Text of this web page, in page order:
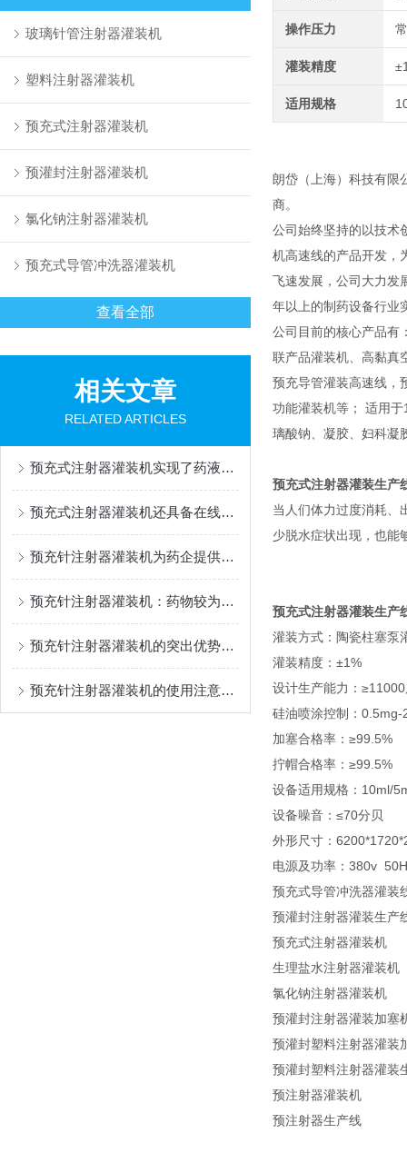
玻璃针管注射器灌装机
塑料注射器灌装机
预充式注射器灌装机
预灌封注射器灌装机
氯化钠注射器灌装机
预充式导管冲洗器灌装机
查看全部
相关文章
RELATED ARTICLES
预充式注射器灌装机实现了药液灌装过程的自动化与可控化
预充式注射器灌装机还具备在线检测功能
预充针注射器灌装机为药企提供了一种降低污染风险的解决方案
预充针注射器灌装机：药物较为准确灌装的幕后设备
预充针注射器灌装机的突出优势：灌装精度高
预充针注射器灌装机的使用注意事项
操作压力
灌装精度
适用规格
朗岱（上海）科技有限
商。
公司始终坚持的以技术
机高速线的产品开发，
飞速发展，公司大力发
年以上的制药设备行业
公司目前的核心产品有
联产品灌装机、高黏真
预充导管灌装高速线，
功能灌装机等； 适用
璃酸钠、凝胶、妇科凝
预充式注射器灌装生产
当人们体力过度消耗、
少脱水症状出现，也能
预充式注射器灌装生产
灌装方式：陶瓷柱塞泵
灌装精度：±1%
设计生产能力：
硅油喷涂控制：
加塞合格率：≥99.5%
拧帽合格率：≥99.5%
设备适用规格：10ml/
设备噪音：≤70分贝
外形尺寸：
电源及功率：380v
预充式导管冲洗器灌装
预灌封注射器灌装生产
预充式注射器灌装机
生理盐水注射器灌装机
氯化钠注射器灌装机
预灌封注射器灌装加塞
预灌封塑料注射器灌装
预灌封塑料注射器灌装
预注射器灌装机
预注射器生产线